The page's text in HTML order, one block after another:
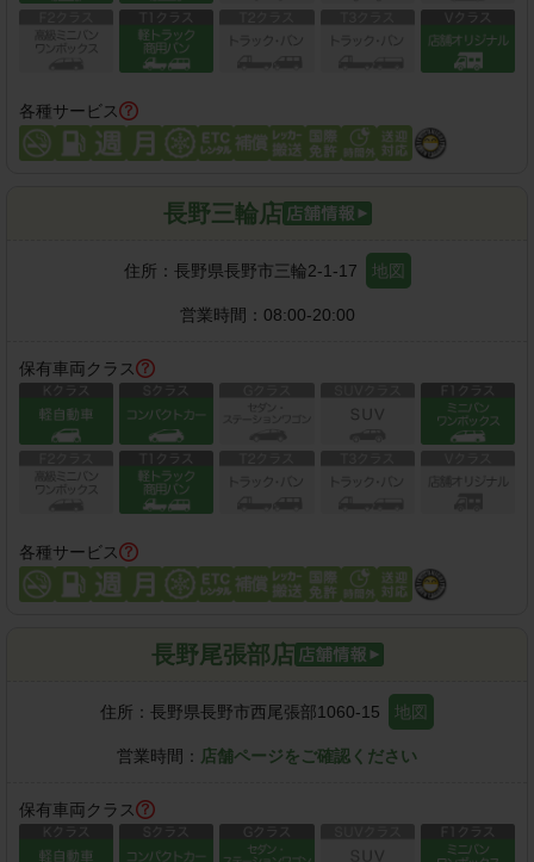
各種サービス
長野三輪店
住所： 長野県長野市三輪2-1-17 地図
営業時間： 08:00-20:00
保有車両クラス
各種サービス
長野尾張部店
住所： 長野県長野市西尾張部1060-15 地図
営業時間： 店舗ページをご確認ください
保有車両クラス